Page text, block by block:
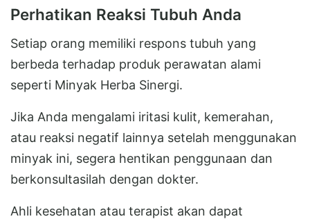
Perhatikan Reaksi Tubuh Anda
Setiap orang memiliki respons tubuh yang
berbeda terhadap produk perawatan alami
seperti Minyak Herba Sinergi.
Jika Anda mengalami iritasi kulit, kemerahan,
atau reaksi negatif lainnya setelah menggunakan
minyak ini, segera hentikan penggunaan dan
berkonsultasilah dengan dokter.
Ahli kesehatan atau terapist akan dapat